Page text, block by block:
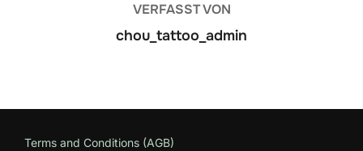
VERFASST VON
chou_tattoo_admin
Terms and Conditions (AGB)